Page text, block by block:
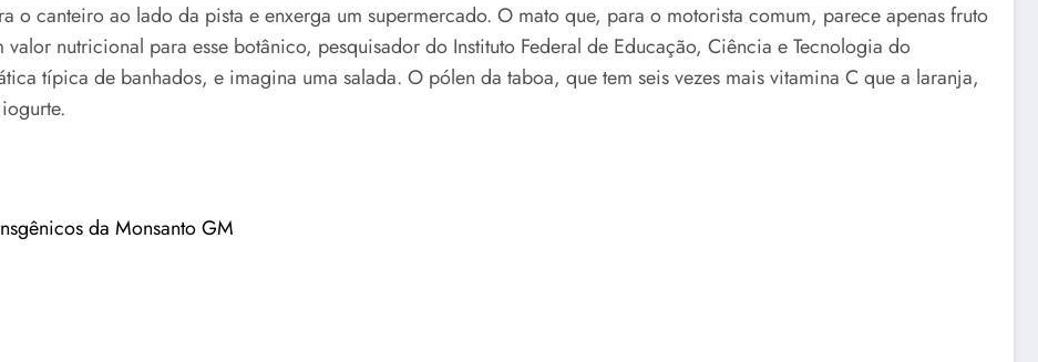
o canteiro ao lado da pista e enxerga um supermercado. O mato que, para o motorista comum, parece apenas fruto
nutricional para esse botânico, pesquisador do Instituto Federal de Educação, Ciência e Tecnologia do
típica de banhados, e imagina uma salada. O pólen da taboa, que tem seis vezes mais vitamina C que a laranja,
da Monsanto GM